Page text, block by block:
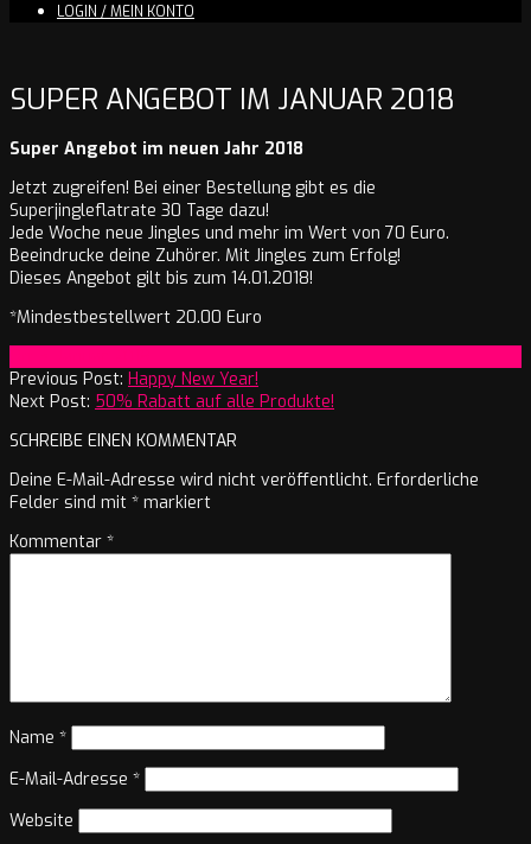
LOGIN / MEIN KONTO
SUPER ANGEBOT IM JANUAR 2018
Super Angebot im neuen Jahr 2018
Jetzt zugreifen! Bei einer Bestellung gibt es die
Superjingleflatrate 30 Tage dazu!
Jede Woche neue Jingles und mehr im Wert von 70 Euro.
Beeindrucke deine Zuhörer. Mit Jingles zum Erfolg!
Dieses Angebot gilt bis zum 14.01.2018!
*Mindestbestellwert 20.00 Euro
01-
03
Previous Post: Happy New Year!
Next Post: 50% Rabatt auf alle Produkte!
SCHREIBE EINEN KOMMENTAR
Deine E-Mail-Adresse wird nicht veröffentlicht. Erforderliche
Felder sind mit * markiert
Kommentar *
Name *
E-Mail-Adresse *
Website